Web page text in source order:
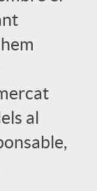
al